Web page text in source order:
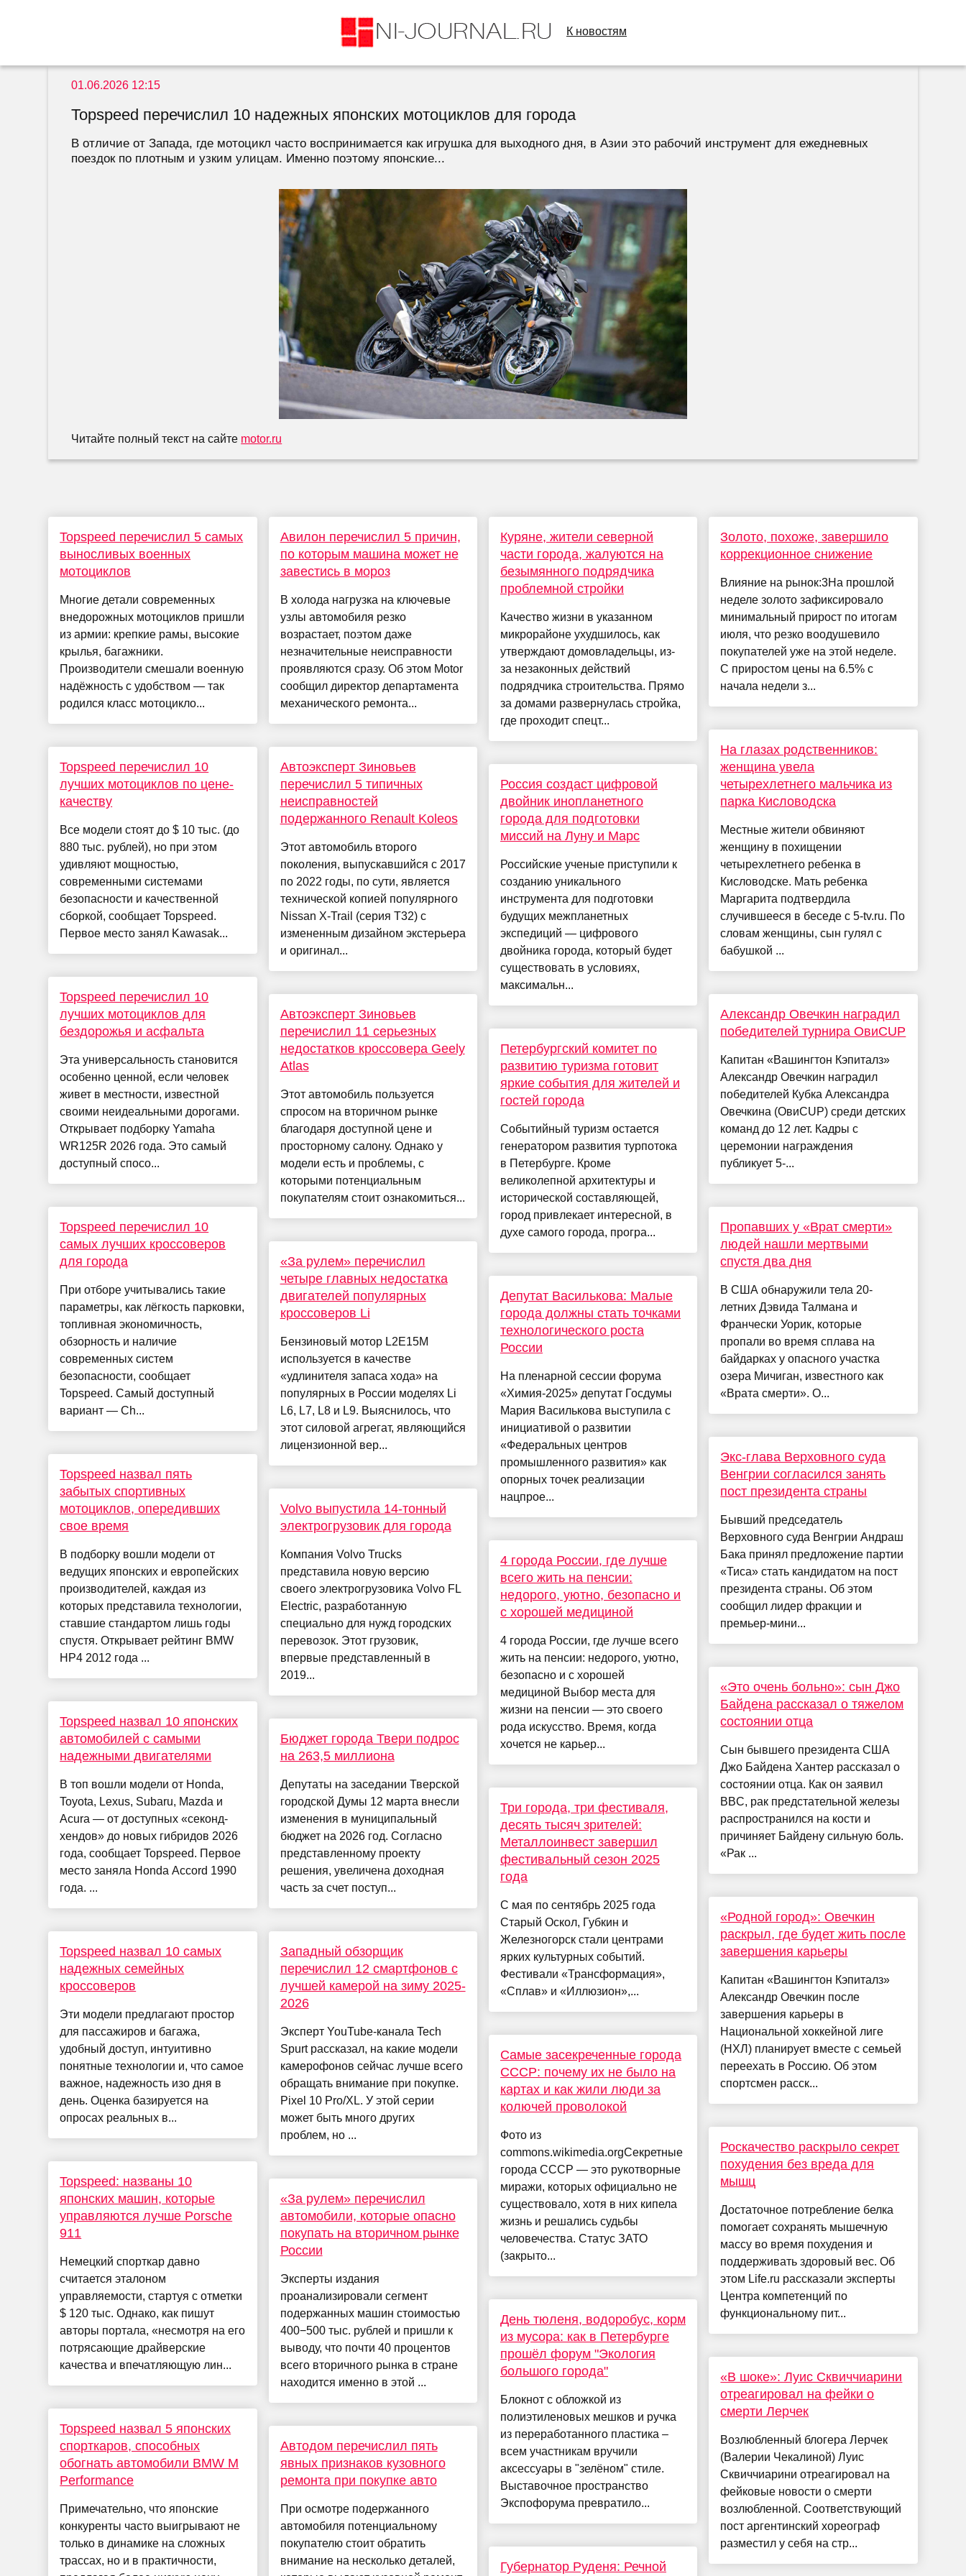
К новостям
01.06.2026 12:15
Topspeed перечислил 10 надежных японских мотоциклов для города
В отличие от Запада, где мотоцикл часто воспринимается как игрушка для выходного дня, в Азии это рабочий инструмент для ежедневных
поездок по плотным и узким улицам. Именно поэтому японские...
Читайте полный текст на сайте motor.ru
Topspeed перечислил 5 самых
выносливых военных
мотоциклов
Многие детали современных
внедорожных мотоциклов пришли
из армии: крепкие рамы, высокие
крылья, багажники.
Производители смешали военную
надёжность с удобством — так
родился класс мотоцикло...
Topspeed перечислил 10
лучших мотоциклов по цене-
качеству
Все модели стоят до $ 10 тыс. (до
880 тыс. рублей), но при этом
удивляют мощностью,
современными системами
безопасности и качественной
сборкой, сообщает Topspeed.
Первое место занял Kawasak...
Topspeed перечислил 10
лучших мотоциклов для
бездорожья и асфальта
Эта универсальность становится
особенно ценной, если человек
живет в местности, известной
своими неидеальными дорогами.
Открывает подборку Yamaha
WR125R 2026 года. Это самый
доступный спосо...
Topspeed перечислил 10
самых лучших кроссоверов
для города
При отборе учитывались такие
параметры, как лёгкость парковки,
топливная экономичность,
обзорность и наличие
современных систем
безопасности, сообщает
Topspeed. Самый доступный
вариант — Ch...
Topspeed назвал пять
забытых спортивных
мотоциклов, опередивших
свое время
В подборку вошли модели от
ведущих японских и европейских
производителей, каждая из
которых представила технологии,
ставшие стандартом лишь годы
спустя. Открывает рейтинг BMW
HP4 2012 года ...
Topspeed назвал 10 японских
автомобилей с самыми
надежными двигателями
В топ вошли модели от Honda,
Toyota, Lexus, Subaru, Mazda и
Acura — от доступных «секонд-
хендов» до новых гибридов 2026
года, сообщает Topspeed. Первое
место заняла Honda Accord 1990
года. ...
Topspeed назвал 10 самых
надежных семейных
кроссоверов
Эти модели предлагают простор
для пассажиров и багажа,
удобный доступ, интуитивно
понятные технологии и, что самое
важное, надежность изо дня в
день. Оценка базируется на
опросах реальных в...
Topspeed: названы 10
японских машин, которые
управляются лучше Porsche
911
Немецкий спорткар давно
считается эталоном
управляемости, стартуя с отметки
$ 120 тыс. Однако, как пишут
авторы портала, «несмотря на его
потрясающие драйверские
качества и впечатляющую лин...
Topspeed назвал 5 японских
спорткаров, способных
обогнать автомобили BMW M
Performance
Примечательно, что японские
конкуренты часто выигрывают не
только в динамике на сложных
трассах, но и в практичности,
Авилон перечислил 5 причин,
по которым машина может не
завестись в мороз
В холода нагрузка на ключевые
узлы автомобиля резко
возрастает, поэтом даже
незначительные неисправности
проявляются сразу. Об этом Motor
сообщил директор департамента
механического ремонта...
Автоэксперт Зиновьев
перечислил 5 типичных
неисправностей
подержанного Renault Koleos
Этот автомобиль второго
поколения, выпускавшийся с 2017
по 2022 годы, по сути, является
технической копией популярного
Nissan X‑Trail (серия T32) с
измененным дизайном экстерьера
и оригинал...
Автоэксперт Зиновьев
перечислил 11 серьезных
недостатков кроссовера Geely
Atlas
Этот автомобиль пользуется
спросом на вторичном рынке
благодаря доступной цене и
просторному салону. Однако у
модели есть и проблемы, с
которыми потенциальным
покупателям стоит ознакомиться...
«За рулем» перечислил
четыре главных недостатка
двигателей популярных
кроссоверов Li
Бензиновый мотор L2E15M
используется в качестве
«удлинителя запаса хода» на
популярных в России моделях Li
L6, L7, L8 и L9. Выяснилось, что
этот силовой агрегат, являющийся
лицензионной вер...
Volvo выпустила 14-тонный
электрогрузовик для города
Компания Volvo Trucks
представила новую версию
своего электрогрузовика Volvo FL
Electric, разработанную
специально для нужд городских
перевозок. Этот грузовик,
впервые представленный в
2019...
Бюджет города Твери подрос
на 263,5 миллиона
Депутаты на заседании Тверской
городской Думы 12 марта внесли
изменения в муниципальный
бюджет на 2026 год. Согласно
представленному проекту
решения, увеличена доходная
часть за счет поступ...
Западный обзорщик
перечислил 12 смартфонов с
лучшей камерой на зиму 2025-
2026
Эксперт YouTube-канала Tech
Spurt рассказал, на какие модели
камерофонов сейчас лучше всего
обращать внимание при покупке.
Pixel 10 Pro/XL. У этой серии
может быть много других
проблем, но ...
«За рулем» перечислил
автомобили, которые опасно
покупать на вторичном рынке
России
Эксперты издания
проанализировали сегмент
подержанных машин стоимостью
400−500 тыс. рублей и пришли к
выводу, что почти 40 процентов
всего вторичного рынка в стране
находится именно в этой ...
Автодом перечислил пять
явных признаков кузовного
ремонта при покупке авто
При осмотре подержанного
автомобиля потенциальному
покупателю стоит обратить
внимание на несколько деталей,
Куряне, жители северной
части города, жалуются на
безымянного подрядчика
проблемной стройки
Качество жизни в указанном
микрорайоне ухудшилось, как
утверждают домовладельцы, из-
за незаконных действий
подрядчика строительства. Прямо
за домами развернулась стройка,
где проходит спецт...
Россия создаст цифровой
двойник инопланетного
города для подготовки
миссий на Луну и Марс
Российские ученые приступили к
созданию уникального
инструмента для подготовки
будущих межпланетных
экспедиций — цифрового
двойника города, который будет
существовать в условиях,
максимальн...
Петербургский комитет по
развитию туризма готовит
яркие события для жителей и
гостей города
Событийный туризм остается
генератором развития турпотока
в Петербурге. Кроме
великолепной архитектуры и
исторической составляющей,
город привлекает интересной, в
духе самого города, програ...
Депутат Василькова: Малые
города должны стать точками
технологического роста
России
На пленарной сессии форума
«Химия-2025» депутат Госдумы
Мария Василькова выступила с
инициативой о развитии
«Федеральных центров
промышленного развития» как
опорных точек реализации
нацпрое...
4 города России, где лучше
всего жить на пенсии:
недорого, уютно, безопасно и
с хорошей медициной
4 города России, где лучше всего
жить на пенсии: недорого, уютно,
безопасно и с хорошей
медициной Выбор места для
жизни на пенсии — это своего
рода искусство. Время, когда
хочется не карьер...
Три города, три фестиваля,
десять тысяч зрителей:
Металлоинвест завершил
фестивальный сезон 2025
года
С мая по сентябрь 2025 года
Старый Оскол, Губкин и
Железногорск стали центрами
ярких культурных событий.
Фестивали «Трансформация»,
«Сплав» и «Иллюзион»,...
Самые засекреченные города
СССР: почему их не было на
картах и как жили люди за
колючей проволокой
Фото из
commons.wikimedia.orgСекретные
города СССР — это рукотворные
миражи, которых официально не
существовало, хотя в них кипела
жизнь и решались судьбы
человечества. Статус ЗАТО
(закрыто...
День тюленя, водоробус, корм
из мусора: как в Петербурге
прошёл форум "Экология
большого города"
Блокнот с обложкой из
полиэтиленовых мешков и ручка
из переработанного пластика –
всем участникам вручили
аксессуары в "зелёном" стиле.
Выставочное пространство
Экспофорума превратило...
Губернатор Руденя: Речной
Золото, похоже, завершило
коррекционное снижение
Влияние на рынок:3На прошлой
неделе золото зафиксировало
минимальный прирост по итогам
июля, что резко воодушевило
покупателей уже на этой неделе.
С приростом цены на 6.5% с
начала недели з...
На глазах родственников:
женщина увела
четырехлетнего мальчика из
парка Кисловодска
Местные жители обвиняют
женщину в похищении
четырехлетнего ребенка в
Кисловодске. Мать ребенка
Маргарита подтвердила
случившееся в беседе с 5-tv.ru. По
словам женщины, сын гулял с
бабушкой ...
Александр Овечкин наградил
победителей турнира ОвиCUP
Капитан «Вашингтон Кэпиталз»
Александр Овечкин наградил
победителей Кубка Александра
Овечкина (ОвиCUP) среди детских
команд до 12 лет. Кадры с
церемонии награждения
публикует 5-...
Пропавших у «Врат смерти»
людей нашли мертвыми
спустя два дня
В США обнаружили тела 20-
летних Дэвида Талмана и
Франчески Уорик, которые
пропали во время сплава на
байдарках у опасного участка
озера Мичиган, известного как
«Врата смерти». О...
Экс-глава Верховного суда
Венгрии согласился занять
пост президента страны
Бывший председатель
Верховного суда Венгрии Андраш
Бака принял предложение партии
«Тиса» стать кандидатом на пост
президента страны. Об этом
сообщил лидер фракции и
премьер-мини...
«Это очень больно»: сын Джо
Байдена рассказал о тяжелом
состоянии отца
Сын бывшего президента США
Джо Байдена Хантер рассказал о
состоянии отца. Как он заявил
BBC, рак предстательной железы
распространился на кости и
причиняет Байдену сильную боль.
«Рак ...
«Родной город»: Овечкин
раскрыл, где будет жить после
завершения карьеры
Капитан «Вашингтон Кэпиталз»
Александр Овечкин после
завершения карьеры в
Национальной хоккейной лиге
(НХЛ) планирует вместе с семьей
переехать в Россию. Об этом
спортсмен расск...
Роскачество раскрыло секрет
похудения без вреда для
мышц
Достаточное потребление белка
помогает сохранять мышечную
массу во время похудения и
поддерживать здоровый вес. Об
этом Life.ru рассказали эксперты
Центра компетенций по
функциональному пит...
«В шоке»: Луис Сквиччиарини
отреагировал на фейки о
смерти Лерчек
Возлюбленный блогера Лерчек
(Валерии Чекалиной) Луис
Сквиччиарини отреагировал на
фейковые новости о смерти
возлюбленной. Соответствующий
пост аргентинский хореограф
разместил у себя на стр...